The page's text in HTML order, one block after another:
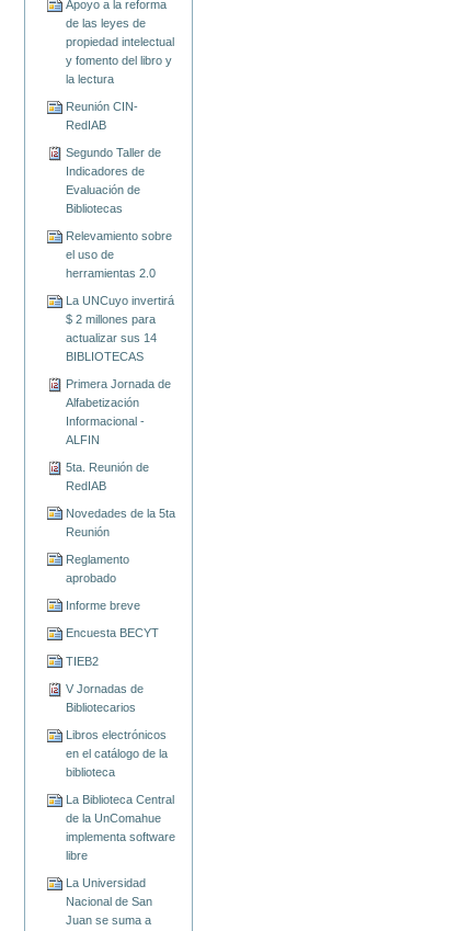
Apoyo a la reforma
de las leyes de
propiedad intelectual
y fomento del libro y
la lectura
Reunión CIN-
RedIAB
Segundo Taller de
Indicadores de
Evaluación de
Bibliotecas
Relevamiento sobre
el uso de
herramientas 2.0
La UNCuyo invertirá
$ 2 millones para
actualizar sus 14
BIBLIOTECAS
Primera Jornada de
Alfabetización
Informacional -
ALFIN
5ta. Reunión de
RedIAB
Novedades de la 5ta
Reunión
Reglamento
aprobado
Informe breve
Encuesta BECYT
TIEB2
V Jornadas de
Bibliotecarios
Libros electrónicos
en el catálogo de la
biblioteca
La Biblioteca Central
de la UnComahue
implementa software
libre
La Universidad
Nacional de San
Juan se suma a